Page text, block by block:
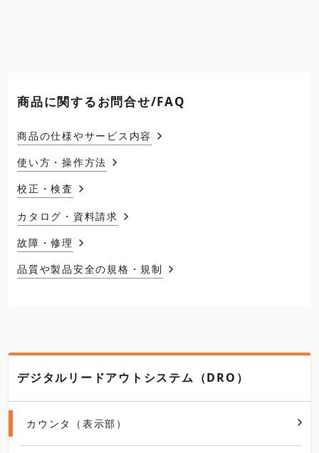
商品に関するお問合せ/FAQ
商品の仕様やサービス内容
使い方・操作方法
校正・検査
カタログ・資料請求
故障・修理
品質や製品安全の規格・規制
デジタルリードアウトシステム（DRO）
カウンタ（表示部）